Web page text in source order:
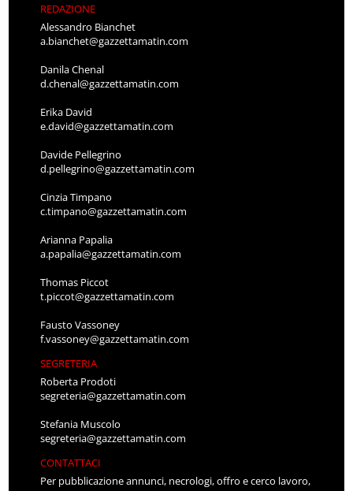
REDAZIONE
Alessandro Bianchet
a.bianchet@gazzettamatin.com
Danila Chenal
d.chenal@gazzettamatin.com
Erika David
e.david@gazzettamatin.com
Davide Pellegrino
d.pellegrino@gazzettamatin.com
Cinzia Timpano
c.timpano@gazzettamatin.com
Arianna Papalia
a.papalia@gazzettamatin.com
Thomas Piccot
t.piccot@gazzettamatin.com
Fausto Vassoney
f.vassoney@gazzettamatin.com
SEGRETERIA
Roberta Prodoti
segreteria@gazzettamatin.com
Stefania Muscolo
segreteria@gazzettamatin.com
CONTATTACI
Per pubblicazione annunci, necrologi, offro e cerco lavoro,